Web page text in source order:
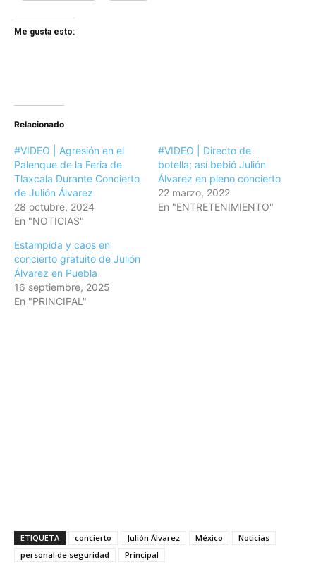
Me gusta esto:
Relacionado
#VIDEO | Agresión en el
Palenque de la Feria de
Tlaxcala Durante Concierto
de Julión Álvarez
28 octubre, 2024
En "NOTICIAS"
#VIDEO | Directo de
botella; así bebió Julión
Álvarez en pleno concierto
22 marzo, 2022
En "ENTRETENIMIENTO"
Estampida y caos en
concierto gratuito de Julión
Álvarez en Puebla
16 septiembre, 2025
En "PRINCIPAL"
ETIQUETA concierto Julión Álvarez México
Noticias
personal de seguridad
Principal